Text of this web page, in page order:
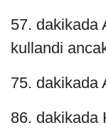
57. dakikada
kullandi
75. dakikada
86. dakikada